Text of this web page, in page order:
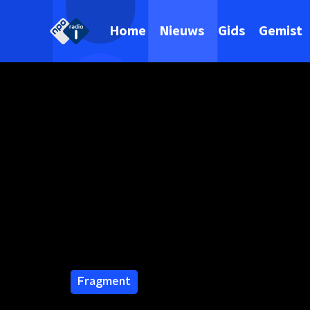
Home Nieuws Gids Gemist
Fragment